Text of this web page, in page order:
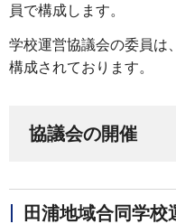
員で構成します。
学校運営協議会の委員は
構成されております。
協議会の開催
田浦地域合同学校